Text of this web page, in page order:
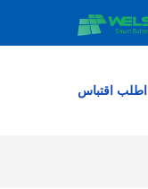
اطلب اقتباس